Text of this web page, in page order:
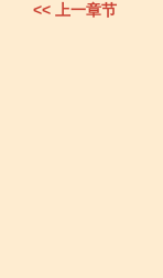
<< 上一章节